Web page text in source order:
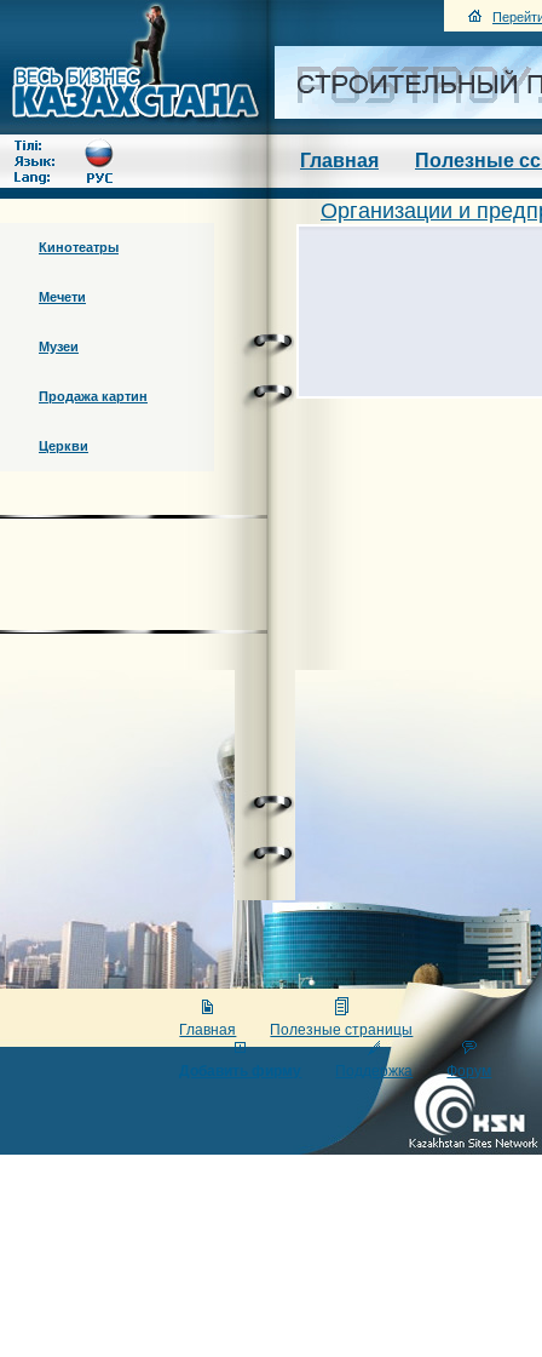
Главная Полезные
Кинотеатры
Мечети
Музеи
Продажа картин
Церкви
Организации и
Главная Полезные страницы
Добавить фирму Поддержка Форум